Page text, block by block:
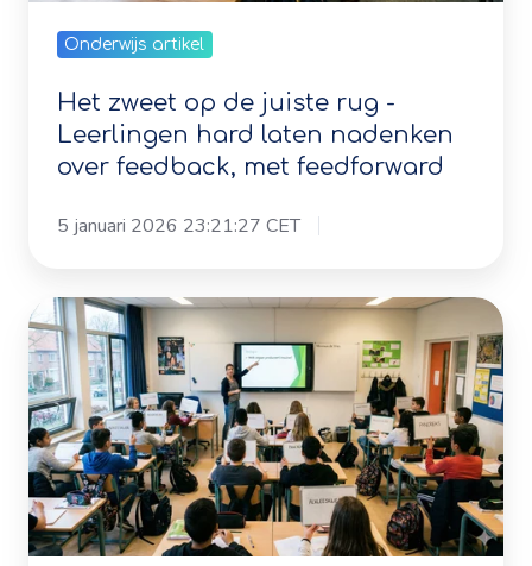
over
feedback,
met
feedforward
Het zweet op de juiste rug -
Leerlingen hard laten nadenken
over feedback, met feedforward
5 januari 2026 23:21:27 CET
Hoe
je
het
leren
van
leerlingen
zichtbaar?
Onderwijs artikel